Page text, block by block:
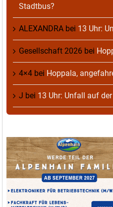
Stadtbus?
ALEXANDRA bei 13 Uhr:
Gesellschaft 2026 bei
4×4 bei Hoppala,
J bei 13 Uhr: Unfall auf